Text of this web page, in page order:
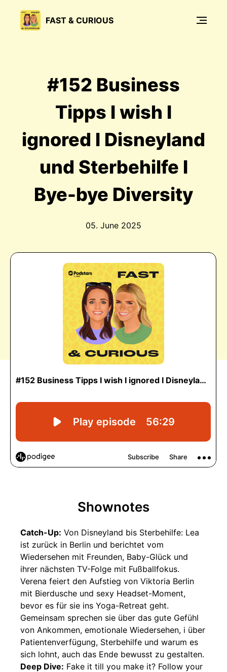
FAST & CURIOUS
#152 Business
Tipps I wish I
ignored I Disneyland
und Sterbehilfe I
Bye-bye Diversity
05. June 2025
Shownotes
Catch-Up: Von Disneyland bis Sterbehilfe: Lea
ist zurück in Berlin und berichtet vom
Wiedersehen mit Freunden, Baby-Glück und
ihrer nächsten TV-Folge mit Fußballfokus.
Verena feiert den Aufstieg von Viktoria Berlin
mit Bierdusche und sexy Headset-Moment,
bevor es für sie ins Yoga-Retreat geht.
Gemeinsam sprechen sie über das gute Gefühl
von Ankommen, emotionale Wiedersehen, i über
Patientenverfügung, Sterbehilfe und warum es
sich lohnt, auch das Ende bewusst zu gestalten.
Deep Dive: Fake it till you make it? Follow your